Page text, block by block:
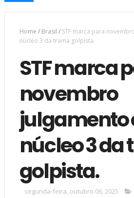
Home / Brasil / STF marca para
núcleo 3 da trama golpista.
STF marca
novembro
julgamento
núcleo 3 da
golpista.
segunda-feira, outubro 06, 2025